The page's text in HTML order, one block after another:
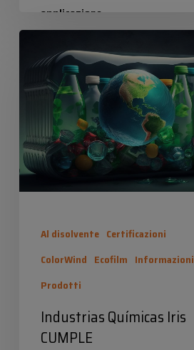
applicazione,…
Industrias Químicas Iris
11 Dicembre 2024
Químicas
Iris
CUMPLE
Al disolvente Certificazioni
ColorWind Ecofilm Informazioni
Prodotti
Industrias Químicas Iris
CUMPLE